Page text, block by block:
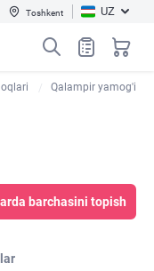
Toshkent UZ
Qalampir yamog'i
barchasini topish